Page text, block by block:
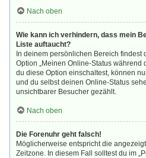
Nach oben
Wie kann ich verhindern, dass mein
Liste auftaucht?
In deinem persönlichen Bereich
Option „Meinen Online-Status während
du diese Option einschaltest, können
und du selbst deinen Online-Status
unsichtbarer Besucher gezählt.
Nach oben
Die Forenuhr geht falsch!
Möglicherweise entspricht die
Zeitzone. In diesem Fall solltest du im